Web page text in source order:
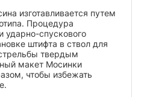
изготавливается путем
Процедура
ударно-спускового
штифта в ствол для
твердым
макет Мосинки
чтобы избежать